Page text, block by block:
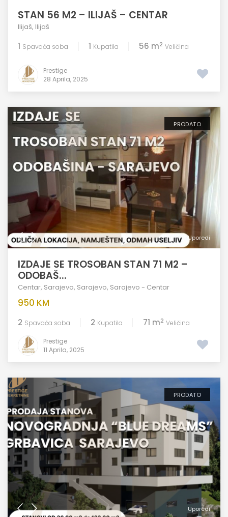
STAN 56 M2 – ILIJAŠ – CENTAR
Ilijaš, Ilijaš
1 Spavaća soba 1 Kupatila 56 m2 Veličina
Prestige
28 Aprila, 2025
Uporedi
PRODATO
IZDAJE SE TROSOBAN STAN 71 M2 –
ODOBAŠ...
Centar, Sarajevo, Sarajevo, Sarajevo - Centar
950 KM
2 Spavaća soba 2 Kupatila 71 m2 Veličina
Prestige
11 Aprila, 2025
Uporedi
PRODATO